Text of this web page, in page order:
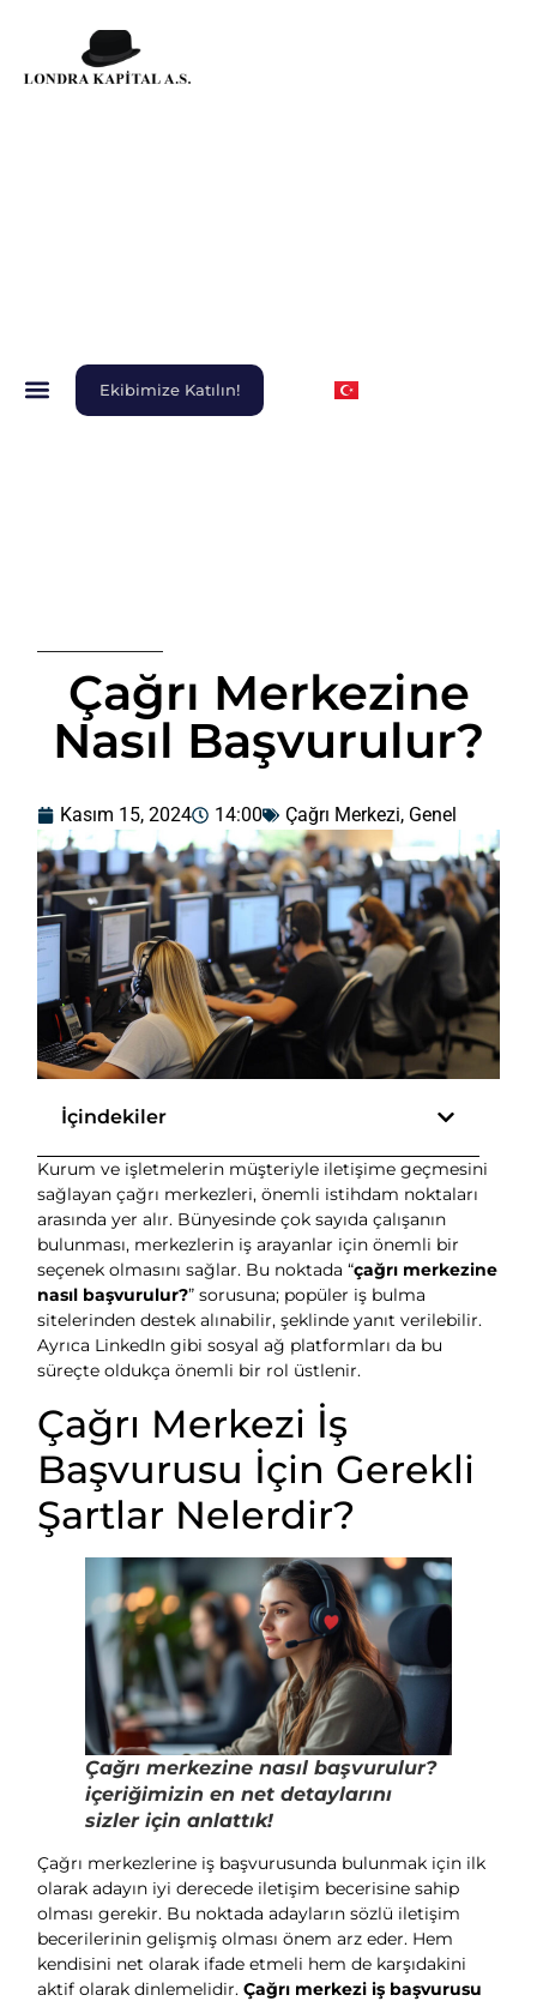
Ekibimize Katılın!
Çağrı Merkezine
Nasıl Başvurulur?
Kasım 15, 2024 14:00 Çağrı Merkezi, Genel
İçindekiler
Kurum ve işletmelerin müşteriyle iletişime geçmesini
sağlayan çağrı merkezleri, önemli istihdam noktaları
arasında yer alır. Bünyesinde çok sayıda çalışanın
bulunması, merkezlerin iş arayanlar için önemli bir
seçenek olmasını sağlar. Bu noktada “çağrı merkezine
nasıl başvurulur?” sorusuna; popüler iş bulma
sitelerinden destek alınabilir, şeklinde yanıt verilebilir.
Ayrıca LinkedIn gibi sosyal ağ platformları da bu
süreçte oldukça önemli bir rol üstlenir.
Çağrı Merkezi İş
Başvurusu İçin Gerekli
Şartlar Nelerdir?
Çağrı merkezine nasıl başvurulur?
içeriğimizin en net detaylarını
sizler için anlattık!
Çağrı merkezlerine iş başvurusunda bulunmak için ilk
olarak adayın iyi derecede iletişim becerisine sahip
olması gerekir. Bu noktada adayların sözlü iletişim
becerilerinin gelişmiş olması önem arz eder. Hem
kendisini net olarak ifade etmeli hem de karşıdakini
aktif olarak dinlemelidir.Çağrı merkezi iş başvurusu